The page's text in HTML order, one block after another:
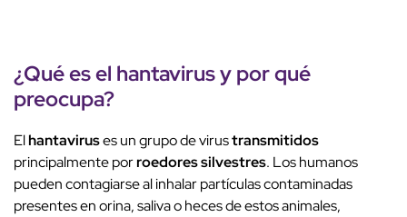
¿Qué es el hantavirusy por qué
preocupa?
Elhantaviruses un grupo de virustransmitidos
principalmente porroedores silvestres. Los humanos
pueden contagiarse al inhalar partículas contaminadas
presentes en orina, saliva o heces de estos animales,